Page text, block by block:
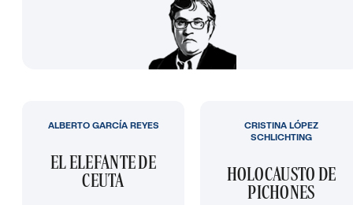
EL ELEFANTE DE
CEUTA
ALBERTO GARCÍA REYES
HOLOCAUSTO DE
PICHONES
CRISTINA LÓPEZ
SCHLICHTING